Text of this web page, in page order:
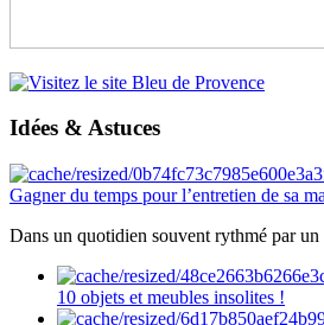
Idées & Astuces
Gagner du temps pour l’entretien de sa
Dans un quotidien souvent rythmé par
10 objets et meubles insolites !